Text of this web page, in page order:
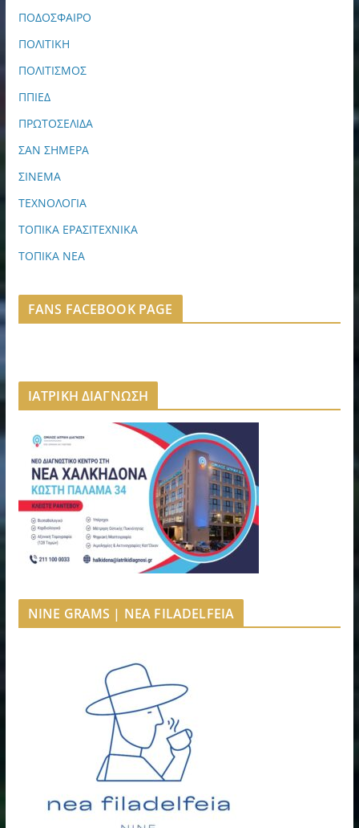
ΠΟΔΟΣΦΑΙΡΟ
ΠΟΛΙΤΙΚΗ
ΠΟΛΙΤΙΣΜΟΣ
ΠΠΙΕΔ
ΠΡΩΤΟΣΕΛΙΔΑ
ΣΑΝ ΣΗΜΕΡΑ
ΣΙΝΕΜΑ
ΤΕΧΝΟΛΟΓΙΑ
ΤΟΠΙΚΑ ΕΡΑΣΙΤΕΧΝΙΚΑ
ΤΟΠΙΚΑ ΝΕΑ
FANS FACEBOOK PAGE
ΙΑΤΡΙΚΗ ΔΙΑΓΝΩΣΗ
NINE GRAMS | NEA FILADELFEIA